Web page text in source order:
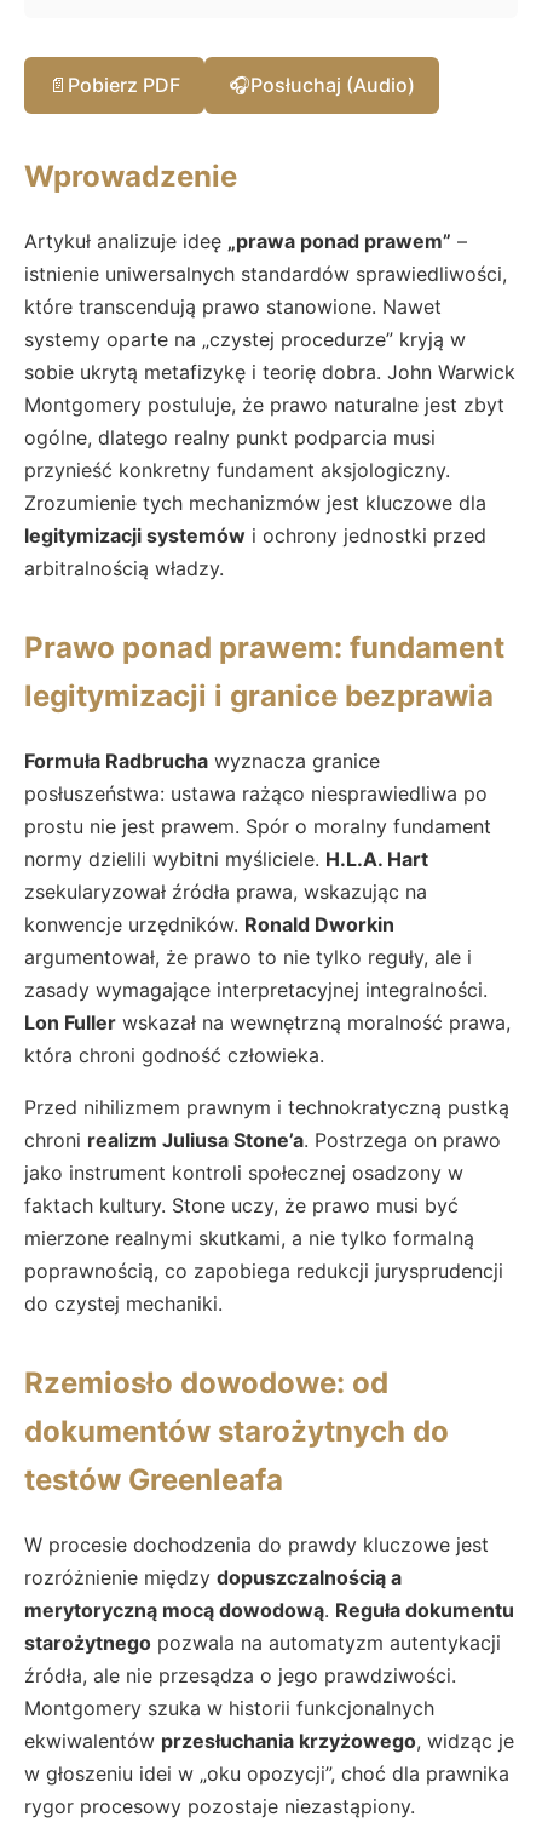
📄 Pobierz PDF 🎧Posłuchaj (Audio)
Wprowadzenie
Artykuł analizuje ideę „prawa ponad prawem” –
istnienie uniwersalnych standardów sprawiedliwości,
które transcendują prawo stanowione. Nawet
systemy oparte na „czystej procedurze” kryją w
sobie ukrytą metafizykę i teorię dobra. John Warwick
Montgomery postuluje, że prawo naturalne jest zbyt
ogólne, dlatego realny punkt podparcia musi
przynieść konkretny fundament aksjologiczny.
Zrozumienie tych mechanizmów jest kluczowe dla
legitymizacji systemów i ochrony jednostki przed
arbitralnością władzy.
Prawo ponad prawem: fundament
legitymizacji i granice bezprawia
Formuła Radbrucha wyznacza granice
posłuszeństwa: ustawa rażąco niesprawiedliwa po
prostu nie jest prawem. Spór o moralny fundament
normy dzielili wybitni myśliciele. H.L.A. Hart
zsekularyzował źródła prawa, wskazując na
konwencje urzędników. Ronald Dworkin
argumentował, że prawo to nie tylko reguły, ale i
zasady wymagające interpretacyjnej integralności.
Lon Fuller wskazał na wewnętrzną moralność prawa,
która chroni godność człowieka.
Przed nihilizmem prawnym i technokratyczną pustką
chroni realizm Juliusa Stone’a. Postrzega on prawo
jako instrument kontroli społecznej osadzony w
faktach kultury. Stone uczy, że prawo musi być
mierzone realnymi skutkami, a nie tylko formalną
poprawnością, co zapobiega redukcji jurysprudencji
do czystej mechaniki.
Rzemiosło dowodowe: od
dokumentów starożytnych do
testów Greenleafa
W procesie dochodzenia do prawdy kluczowe jest
rozróżnienie między dopuszczalnością a
merytoryczną mocą dowodową. Reguła dokumentu
starożytnego pozwala na automatyzm autentykacji
źródła, ale nie przesądza o jego prawdziwości.
Montgomery szuka w historii funkcjonalnych
ekwiwalentów przesłuchania krzyżowego, widząc je
w głoszeniu idei w „oku opozycji”, choć dla prawnika
rygor procesowy pozostaje niezastąpiony.